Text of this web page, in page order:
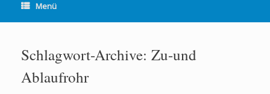
Menü
Schlagwort-Archive: Zu-und
Ablaufrohr